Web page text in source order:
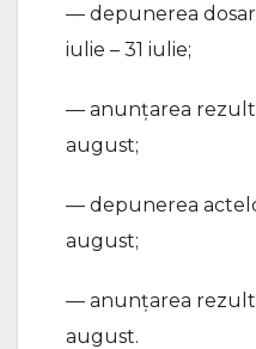
— depunerea
iulie – 31 iulie;
— anunțarea
august;
— depunerea
august;
— anunțarea
august.